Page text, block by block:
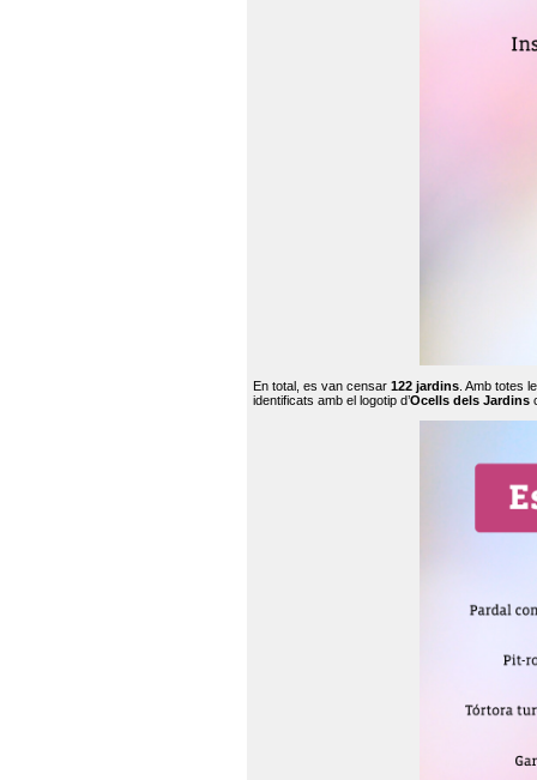
En total, es van censar 122 jardins . Amb totes
identificats amb el logotip d’Ocells dels Jardins